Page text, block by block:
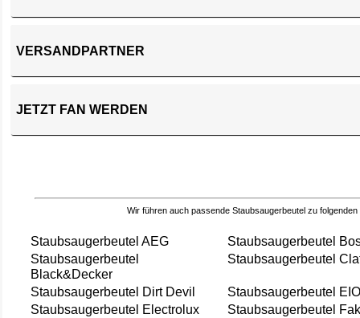
VERSANDPARTNER
JETZT FAN WERDEN
Wir führen auch passende Staubsaugerbeutel zu folgenden
Staubsaugerbeutel AEG
Staubsaugerbeutel
Staubsaugerbeutel
Black&Decker
Staubsaugerbeutel
Staubsaugerbeutel Dirt Devil
Staubsaugerbeutel
Staubsaugerbeutel Electrolux
Staubsaugerbeutel